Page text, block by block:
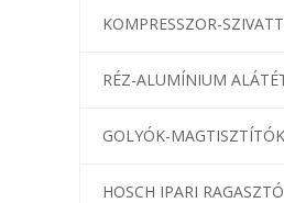
HOSCH IPARI RAGASZTÓ